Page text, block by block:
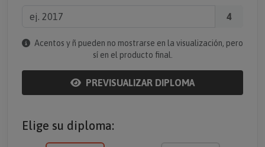
4
Acentos y ñ pueden no mostrarse en la visualización, pero
sí en el producto final.
PREVISUALIZAR DIPLOMA
Elige su diploma: